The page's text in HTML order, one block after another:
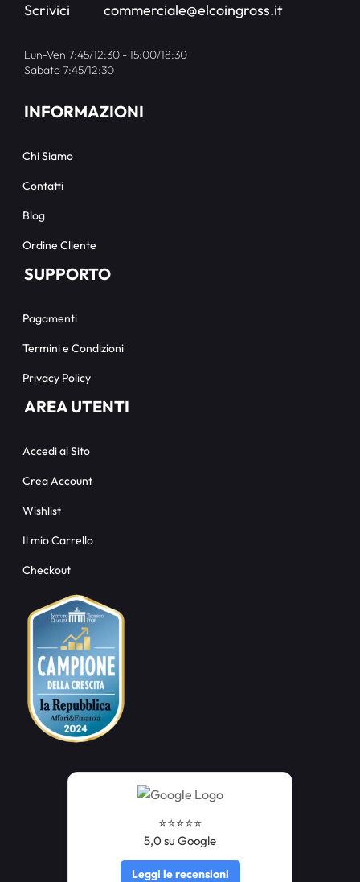
Scrivici
commerciale@elcoingross.it
Lun-Ven 7:45/12:30 - 15:00/18:30
Sabato 7:45/12:30
INFORMAZIONI
Chi Siamo
Contatti
Blog
Ordine Cliente
SUPPORTO
Pagamenti
Termini e Condizioni
Privacy Policy
AREA UTENTI
Accedi al Sito
Crea Account
Wishlist
Il mio Carrello
Checkout
⭐️⭐️⭐️⭐️⭐️
5,0 su Google
Leggi le recensioni